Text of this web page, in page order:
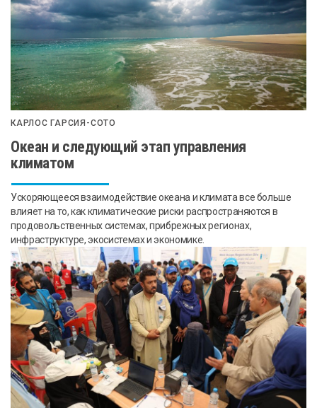
КАРЛОС ГАРСИЯ-СОТО
Океан и следующий этап управления
климатом
Ускоряющееся взаимодействие океана и климата все больше
влияет на то, как климатические риски распространяются в
продовольственных системах, прибрежных регионах,
инфраструктуре, экосистемах и экономике.